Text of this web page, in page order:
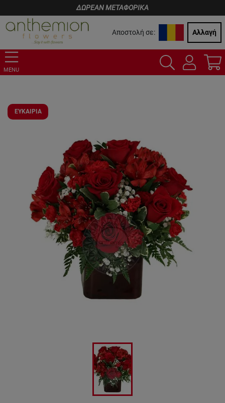
ΔΩΡΕΑΝ ΜΕΤΑΦΟΡΙΚΑ
Αποστολή σε: Αλλαγή
MENU
ΕΥΚΑΙΡΙΑ